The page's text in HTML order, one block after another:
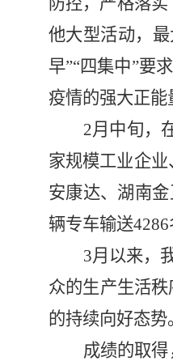
他大型活动，
早”“四集中”要
疫情的强大正能
2月中旬，
家规模工业企业
安康达、湖南
辆专车输送4286
3月以来，
众的生产生活
的持续向好态势
成绩的取